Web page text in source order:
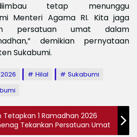
tetap menunggu
Menteri Agama RI. Kita jaga
persatuan umat dalam
demikian pernyataan
Sukabumi.
Hilal
Sukabumi
1 Ramadhan 2026
Tekankan Persatuan Umat